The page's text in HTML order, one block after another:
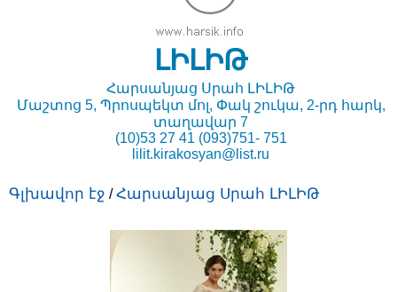
ԼԻԼԻԹ
Հարսանյաց Սրահ ԼԻԼԻԹ
Մաշտոց 5, Պրոսպեկտ մոլ, Փակ շուկա, 2-րդ հարկ,
տաղավար 7
(10)53 27 41 (093)751- 751
lilit.kirakosyan@list.ru
Գլխավոր էջ /Հարսանյաց Սրահ ԼԻԼԻԹ